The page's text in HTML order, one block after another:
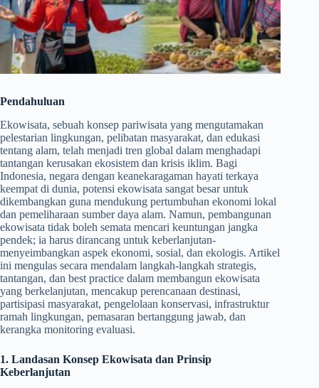
Pendahuluan
Ekowisata, sebuah konsep pariwisata yang mengutamakan
pelestarian lingkungan, pelibatan masyarakat, dan edukasi
tentang alam, telah menjadi tren global dalam menghadapi
tantangan kerusakan ekosistem dan krisis iklim. Bagi
Indonesia, negara dengan keanekaragaman hayati terkaya
keempat di dunia, potensi ekowisata sangat besar untuk
dikembangkan guna mendukung pertumbuhan ekonomi lokal
dan pemeliharaan sumber daya alam. Namun, pembangunan
ekowisata tidak boleh semata mencari keuntungan jangka
pendek; ia harus dirancang untuk keberlanjutan-
menyeimbangkan aspek ekonomi, sosial, dan ekologis. Artikel
ini mengulas secara mendalam langkah-langkah strategis,
tantangan, dan best practice dalam membangun ekowisata
yang berkelanjutan, mencakup perencanaan destinasi,
partisipasi masyarakat, pengelolaan konservasi, infrastruktur
ramah lingkungan, pemasaran bertanggung jawab, dan
kerangka monitoring evaluasi.
1. Landasan Konsep Ekowisata dan Prinsip
Keberlanjutan